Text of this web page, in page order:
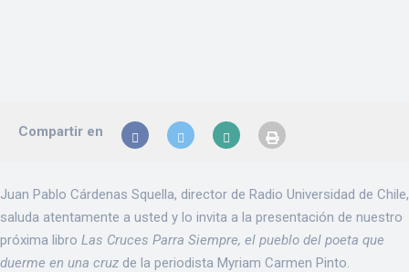
Compartir en
Juan Pablo Cárdenas Squella, director de Radio Universidad de Chile,
saluda atentamente a usted y lo invita a la presentación de nuestro
próxima libro Las Cruces Parra Siempre, el pueblo del poeta que
duerme en una cruz de la periodista Myriam Carmen Pinto.